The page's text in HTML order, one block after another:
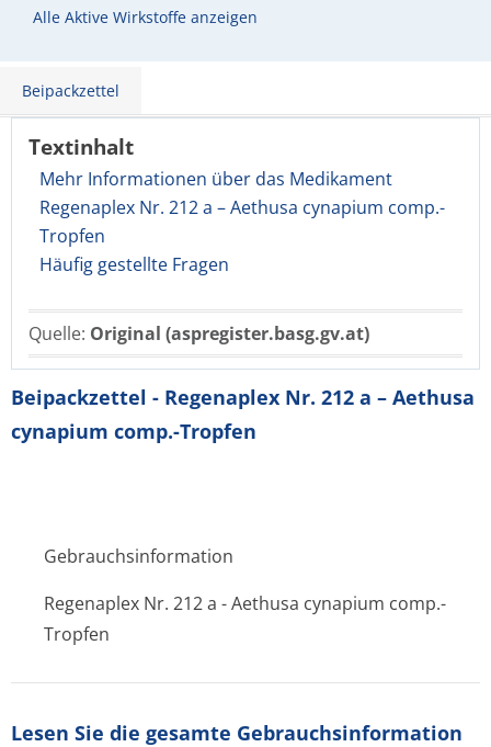
Alle Aktive Wirkstoffe anzeigen
Beipackzettel
Textinhalt
Mehr Informationen über das Medikament
Regenaplex Nr. 212 a – Aethusa cynapium comp.-
Tropfen
Häufig gestellte Fragen
Quelle: Original (aspregister.basg.gv.at)
Beipackzettel - Regenaplex Nr. 212 a – Aethusa
cynapium comp.-Tropfen
Gebrauchsinformation
Regenaplex Nr. 212 a - Aethusa cynapium comp.-
Tropfen
Lesen Sie die gesamte Gebrauchsinfor­mation